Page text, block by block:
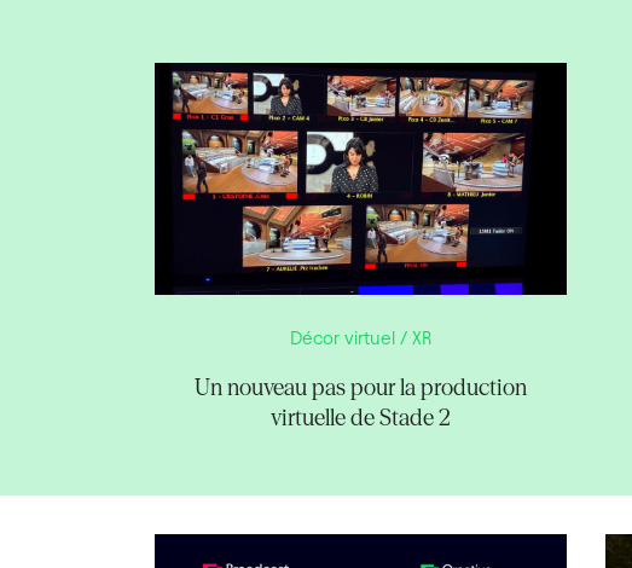
Décor virtuel / XR
Un nouveau pas pour la production
virtuelle de Stade 2